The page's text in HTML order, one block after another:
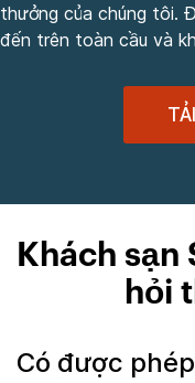
thưởng của chúng tôi.
đến trên toàn cầu và
Khách
hỏi
Có được